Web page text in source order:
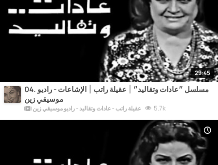
29:45
04. مسلسل ״عادات وتقاليد״ ׀ عقيلة راتب ׀ الإشاعات - راديو
موسيقي زين
عقيلة راتب - عادات وتقاليد - راديو موسيقي زين 5.7k